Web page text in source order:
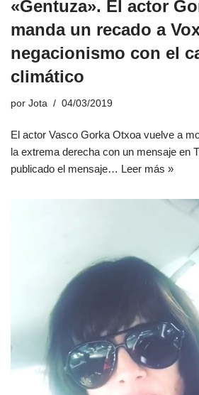
«Gentuza». El actor
manda un recado a
negacionismo con el
climático
por Jota 04/03/2019
El actor Vasco Gorka Otxoa vuelve a
la extrema derecha con un mensaje en
publicado el mensaje… Leer más »